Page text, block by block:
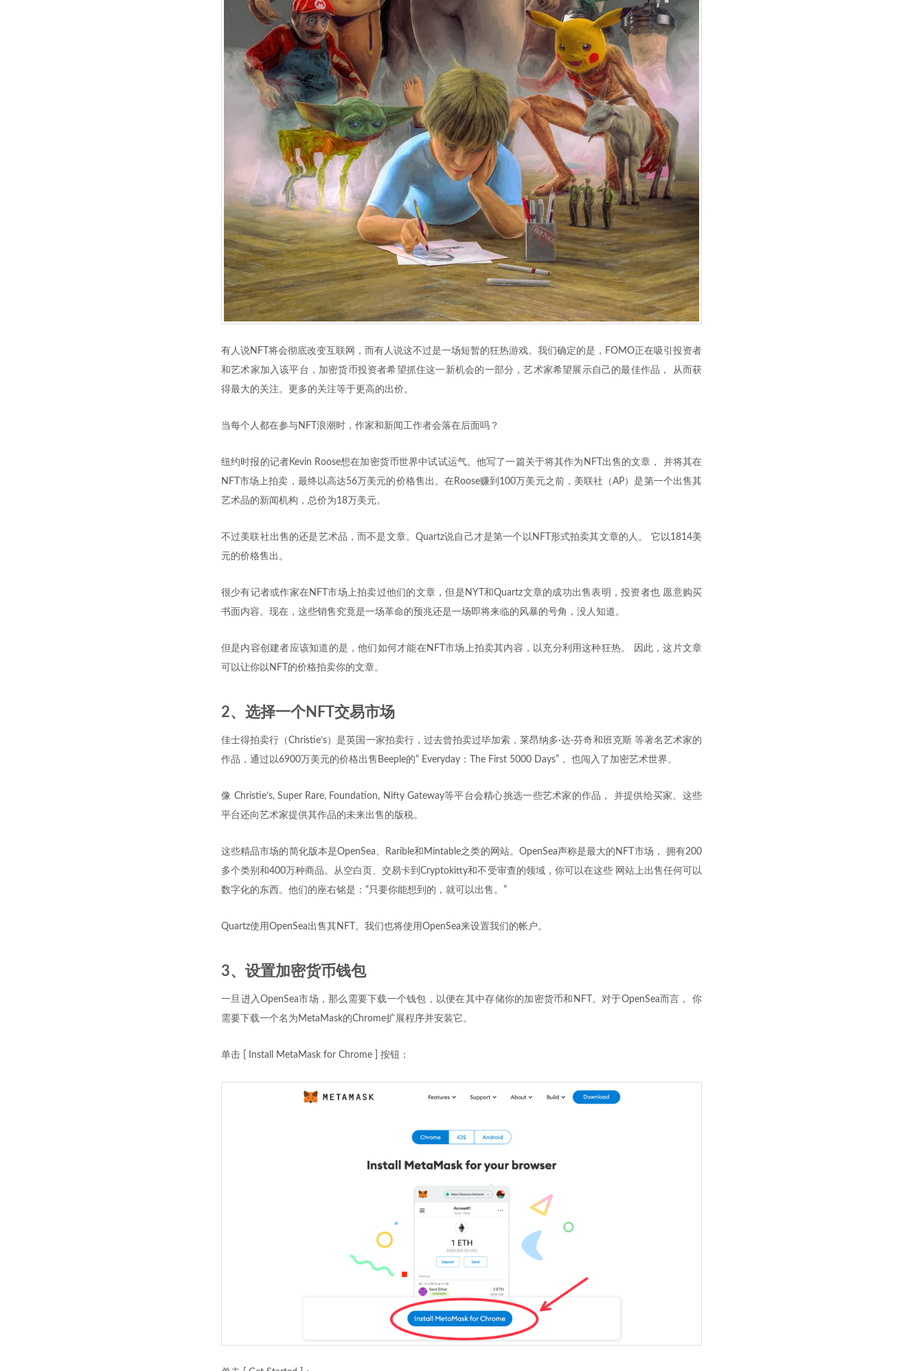
有人说NFT将会彻底改变互联网，而有人说这不过是一场短暂的狂热游戏。我们确定的是，FOMO正在吸引投资者
和艺术家加入该平台，加密货币投资者希望抓住这一新机会的一部分，艺术家希望展示自己的最佳作品， 从而获
得最大的关注。更多的关注等于更高的出价。
当每个人都在参与NFT浪潮时，作家和新闻工作者会落在后面吗？
纽约时报的记者Kevin Roose想在加密货币世界中试试运气。他写了一篇关于将其作为NFT出售的文章， 并将其在
NFT市场上拍卖，最终以高达56万美元的价格售出。在Roose赚到100万美元之前，美联社（AP）是第一个出售其
艺术品的新闻机构，总价为18万美元。
不过美联社出售的还是艺术品，而不是文章。Quartz说自己才是第一个以NFT形式拍卖其文章的人。 它以1814美
元的价格售出。
很少有记者或作家在NFT市场上拍卖过他们的文章，但是NYT和Quartz文章的成功出售表明，投资者也 愿意购买
书面内容。现在，这些销售究竟是一场革命的预兆还是一场即将来临的风暴的号角，没人知道。
但是内容创建者应该知道的是，他们如何才能在NFT市场上拍卖其内容，以充分利用这种狂热。 因此，这片文章
可以让你以NFT的价格拍卖你的文章。
2、选择一个NFT交易市场
佳士得拍卖行（Christie’s）是英国一家拍卖行，过去曾拍卖过毕加索，莱昂纳多·达·芬奇和班克斯 等著名艺术家的
作品，通过以6900万美元的价格出售Beeple的“ Everyday：The First 5000 Days”， 也闯入了加密艺术世界。
像 Christie’s, Super Rare, Foundation, Nifty Gateway等平台会精心挑选一些艺术家的作品， 并提供给买家。这些
平台还向艺术家提供其作品的未来出售的版税。
这些精品市场的简化版本是OpenSea、Rarible和Mintable之类的网站。OpenSea声称是最大的NFT市场， 拥有200
多个类别和400万种商品。从空白页、交易卡到Cryptokitty和不受审查的领域，你可以在这些 网站上出售任何可以
数字化的东西。他们的座右铭是：“只要你能想到的，就可以出售。”
Quartz使用OpenSea出售其NFT。我们也将使用OpenSea来设置我们的帐户。
3、设置加密货币钱包
一旦进入OpenSea市场，那么需要下载一个钱包，以便在其中存储你的加密货币和NFT。对于OpenSea而言， 你
需要下载一个名为MetaMask的Chrome扩展程序并安装它。
单击 [ Install MetaMask for Chrome ] 按钮：